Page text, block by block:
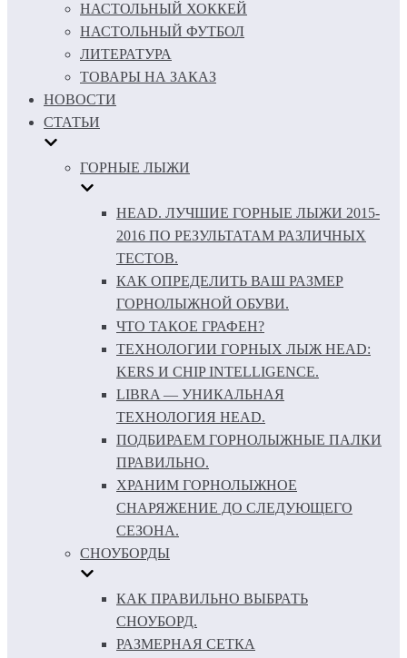
НАСТОЛЬНЫЙ ХОККЕЙ
НАСТОЛЬНЫЙ ФУТБОЛ
ЛИТЕРАТУРА
ТОВАРЫ НА ЗАКАЗ
НОВОСТИ
СТАТЬИ
ГОРНЫЕ ЛЫЖИ
HEAD. ЛУЧШИЕ ГОРНЫЕ ЛЫЖИ 2015-
2016 ПО РЕЗУЛЬТАТАМ РАЗЛИЧНЫХ
ТЕСТОВ.
КАК ОПРЕДЕЛИТЬ ВАШ РАЗМЕР
ГОРНОЛЫЖНОЙ ОБУВИ.
ЧТО ТАКОЕ ГРАФЕН?
ТЕХНОЛОГИИ ГОРНЫХ ЛЫЖ HEAD:
KERS И CHIP INTELLIGENCE.
LIBRA — УНИКАЛЬНАЯ
ТЕХНОЛОГИЯ HEAD.
ПОДБИРАЕМ ГОРНОЛЫЖНЫЕ ПАЛКИ
ПРАВИЛЬНО.
ХРАНИМ ГОРНОЛЫЖНОЕ
СНАРЯЖЕНИЕ ДО СЛЕДУЮЩЕГО
СЕЗОНА.
СНОУБОРДЫ
КАК ПРАВИЛЬНО ВЫБРАТЬ
СНОУБОРД.
РАЗМЕРНАЯ СЕТКА